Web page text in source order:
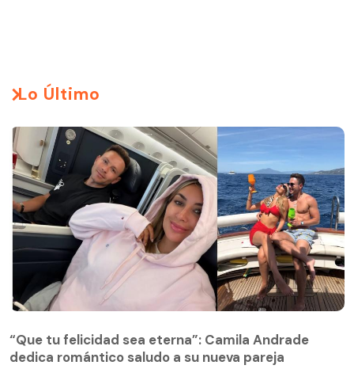
Lo Último
“Que tu felicidad sea eterna”: Camila Andrade
dedica romántico saludo a su nueva pareja